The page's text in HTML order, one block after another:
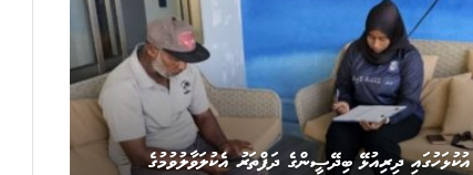
އުކުޅަހުގައި ދިރިއުޅޭ ބިދޭސީންގެ ދަފްތަރު އެކުލަވާލުވުމުގެ